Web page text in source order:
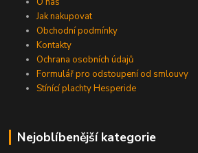
Jak nakupovat
Obchodní podmínky
Kontakty
Ochrana osobních údajů
Formulář pro odstoupení od smlouvy
Stínící plachty Hesperide
Nejoblíbenější kategorie